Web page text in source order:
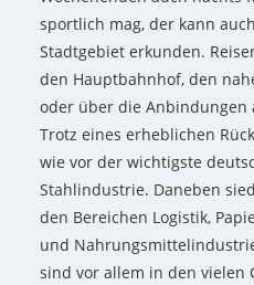
sportlich mag, der kann
Stadtgebiet erkunden.
den Hauptbahnhof, den
oder über die Anbindungen
Trotz eines erheblichen
wie vor der wichtigste
Stahlindustrie. Daneben
den Bereichen Logistik,
und
sind vor allem in den vielen